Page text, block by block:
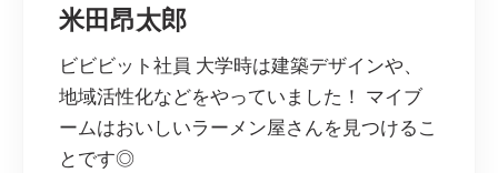
米田昂太郎
ビビビット社員 大学時は建築デザインや、
地域活性化などをやっていました！ マイブ
ームはおいしいラーメン屋さんを見つけるこ
とです◎